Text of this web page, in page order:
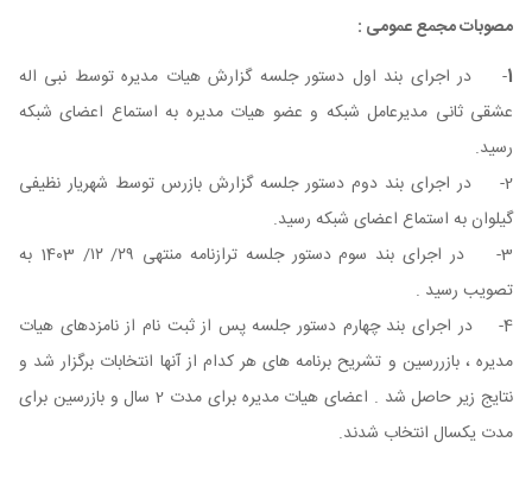
مصوبات مجمع عمومی :
1- در اجرای بند اول دستور جلسه گزارش هیات مدیره توسط نبی اله
عشقی ثانی مدیرعامل شبکه و عضو هیات مدیره به استماع اعضای شبکه
رسید.
2- در اجرای بند دوم دستور جلسه گزارش بازرس توسط شهریار نظیفی
گیلوان به استماع اعضای شبکه رسید.
3- در اجرای بند سوم دستور جلسه ترازنامه منتهی ۲۹/ ۱۲/ 14۰3 به
تصویب رسید .
4- در اجرای بند چهارم دستور جلسه پس از ثبت نام از نامزدهای هیات
مدیره ، بازررسین و تشریح برنامه‌ های هر کدام از آنها انتخابات برگزار شد و
نتایج زیر حاصل شد . اعضای هیات مدیره برای مدت 2 سال و بازرسین برای
مدت یکسال انتخاب شدند.